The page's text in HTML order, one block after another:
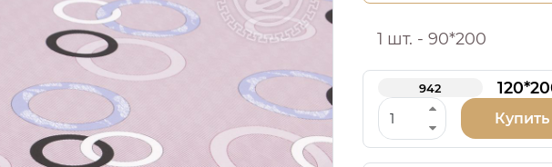
1 шт. - 90*200
942
Купить